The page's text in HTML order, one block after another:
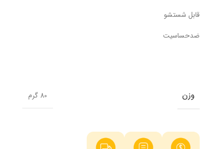
قابل شستشو
ضدحساسیت
وزن 80 گرم